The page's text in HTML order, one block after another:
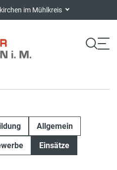
im Mühlkreis
Allgemein
Einsätze